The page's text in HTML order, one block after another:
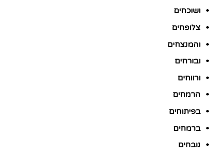
ושוכחים
צלופחים
והמנצחים
ובורחים
ורווחים
הרמחים
בפיתוחים
ברמחים
נובחים